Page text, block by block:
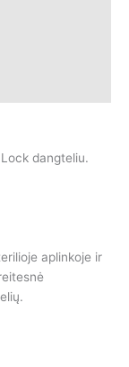
dangteliu.
aplinkoje ir